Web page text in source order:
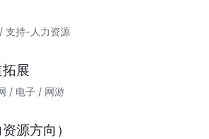
支持-人力资源
展
/ 电子 / 网游
源方向）